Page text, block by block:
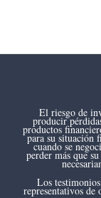
El riesgo de
producir
productos
para su situación
cuando se
perder más que
Los
representativos de